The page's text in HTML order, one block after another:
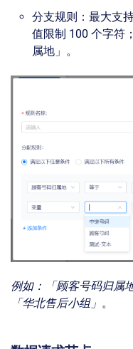
分支规则：最大支
值限制 100 个字符
属地」。
例如：「顾客号码归属
「华北售后小组」 。